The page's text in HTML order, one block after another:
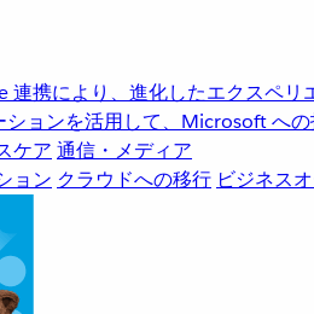
連携により、進化したエクスペリ
ョンを活用して、Microsoft への
ケア 通信・メディア
ョン クラウドへの移行 ビジネス